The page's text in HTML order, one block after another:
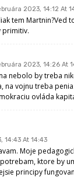
2023, 14:12 At
tem Martnin?Ved
primitiv.
2023, 14:26 At
nebolo by treba
na vojnu treba
ovláda
14:43 At 14:43
Moje
ktore by
principy